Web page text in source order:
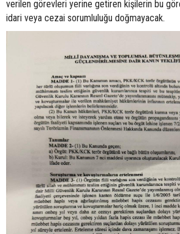
verilen görevleri yerine getiren kişilerin bu
idari veya cezai sorumluluğu doğmayacak.